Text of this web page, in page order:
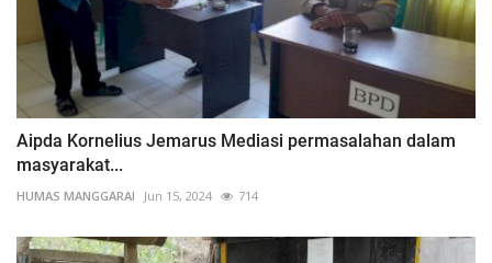
Aipda Kornelius Jemarus Mediasi permasalahan dalam
masyarakat...
HUMAS MANGGARAI Jun 15, 2024 714